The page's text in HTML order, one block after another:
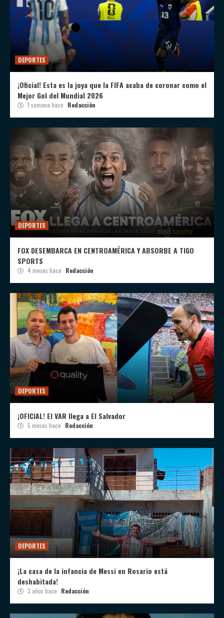
DEPORTES
¡Oficial! Esta es la joya que la FIFA acaba de coronar como el
Mejor Gol del Mundial 2026
1 semana hace Redacción
DEPORTES
FOX DESEMBARCA EN CENTROAMÉRICA Y ABSORBE A TIGO
SPORTS
4 meses hace Redacción
DEPORTES
¡OFICIAL! El VAR llega a El Salvador
5 meses hace Redacción
DEPORTES
¡La casa de la infancia de Messi en Rosario está
deshabitada!
3 años hace Redacción